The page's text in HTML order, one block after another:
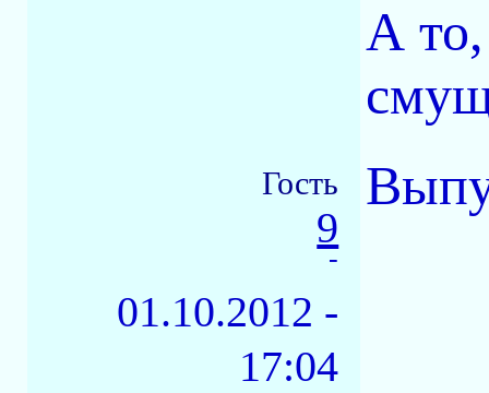
А то,
Гость
9
-
01.10.2012 -
17:04